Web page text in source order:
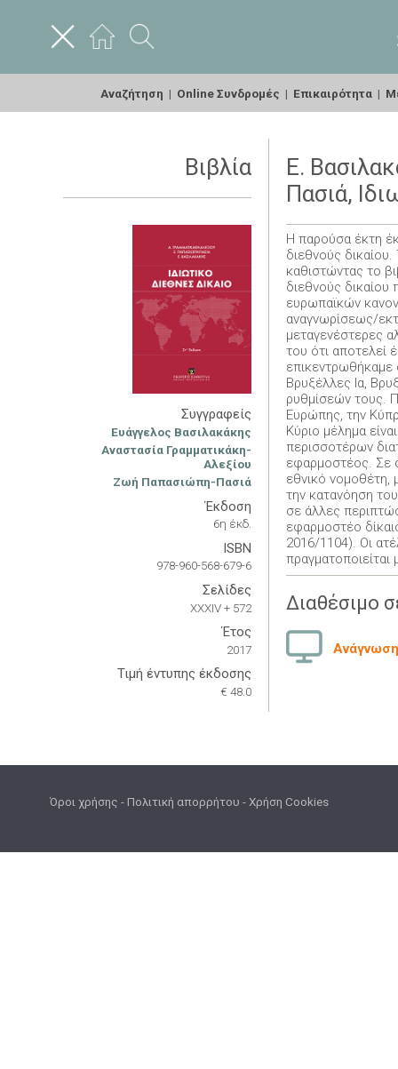
Αναζήτηση | Online Συνδρομές | Επικαιρότητα |
Βιβλία
Συγγραφείς
Ευάγγελος Βασιλακάκης
Αναστασία Γραμματικάκη-
Αλεξίου
Ζωή Παπασιώπη-Πασιά
Έκδοση
6η έκδ.
ISBN
978-960-568-679-6
Σελίδες
XXXIV + 572
Έτος
2017
Τιμή έντυπης έκδοσης
€ 48.0
Ε.
Πασιά,
Η παρούσα έκτη
διεθνούς
καθιστώντας το
διεθνούς
ευρωπαϊκών
αναγνωρίσεως/
μεταγενέστερες
του ότι αποτελεί
επικεντρωθήκαμε
Βρυξέλλες Ια,
ρυθμίσεών τους.
Ευρώπης, την
Κύριο μέλημα
περισσοτέρων
εφαρμοστέος. Σε
εθνικό νομοθέτη,
την κατανόηση
σε άλλες
εφαρμοστέο
2016/1104). Οι
Διαθέσιμο
Όροι χρήσης -Πολιτική απορρήτου -Χρήση Cookies